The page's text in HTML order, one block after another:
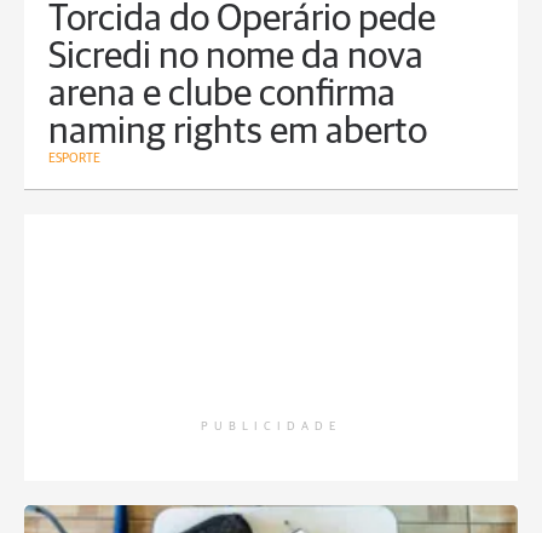
Torcida do Operário pede
Sicredi no nome da nova
arena e clube confirma
naming rights em aberto
ESPORTE
PUBLICIDADE